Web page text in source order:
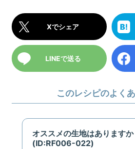
Xでシェア
LINEで送る
このレシピのよく
オススメの生地はありますか
(ID:RF006-022)